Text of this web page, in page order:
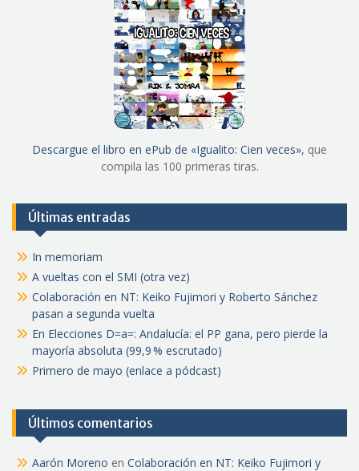
Descargue el libro en ePub de «Igualito: Cien veces», que
compila las 100 primeras tiras.
Últimas entradas
In memoriam
A vueltas con el SMI (otra vez)
Colaboración en NT: Keiko Fujimori y Roberto Sánchez
pasan a segunda vuelta
En Elecciones D=a=: Andalucía: el PP gana, pero pierde la
mayoría absoluta (99,9 % escrutado)
Primero de mayo (enlace a pódcast)
Últimos comentarios
Aarón Moreno en Colaboración en NT: Keiko Fujimori y